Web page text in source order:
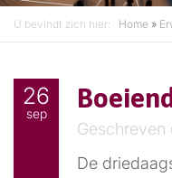
U bevindt zich hier: Home »
26
sep
Geschreven
De